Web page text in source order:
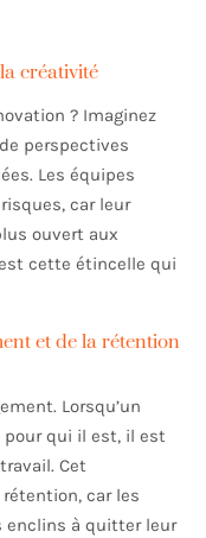
créativité
? Imaginez
perspectives
Les équipes
car leur
ouvert aux
cette étincelle qui
et de la rétention
Lorsqu’un
pour qui il est, il est
Cet
car les
enclins à quitter leur